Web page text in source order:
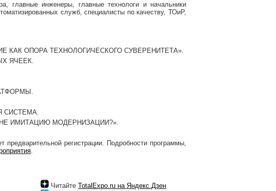
главные инженеры, главные технологи и начальники
служб, специалисты по качеству, ТОиР,
КАК ОПОРА ТЕХНОЛОГИЧЕСКОГО СУВЕРЕНИТЕТА».
ЯЧЕЕК.
СИСТЕМА.
ИМИТАЦИЮ МОДЕРНИЗАЦИИ?».
предварительной регистрации. Подробности программы,
.
Читайте TotalExpo.ru на Яндекс.Дзен